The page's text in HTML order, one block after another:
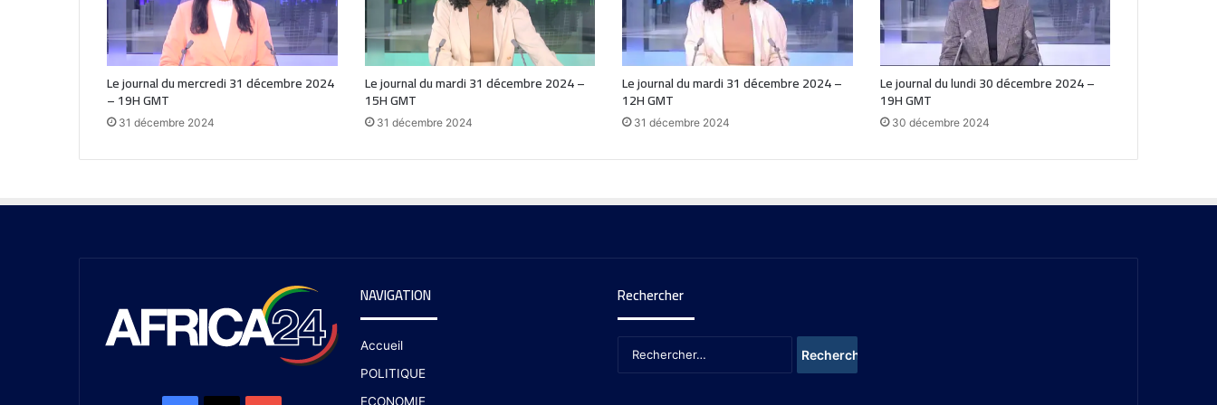
Le journal du mercredi 31 décembre 2024
– 19H GMT
31 décembre 2024
Le journal du mardi 31 décembre 2024 –
15H GMT
31 décembre 2024
Le journal du mardi 31 décembre 2024 –
12H GMT
31 décembre 2024
Le journal du lundi 30 décembre 2024 –
19H GMT
30 décembre 2024
NAVIGATION
Accueil
POLITIQUE
ECONOMIE
Rechercher